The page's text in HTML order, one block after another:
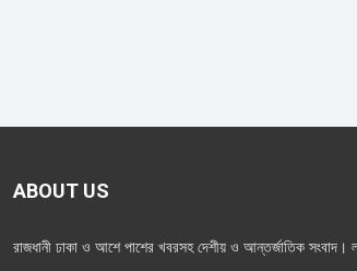
ABOUT US
রাজধানী ঢাকা ও আশে পাশের খবরসহ দেশীয় ও আন্তর্জাতিক